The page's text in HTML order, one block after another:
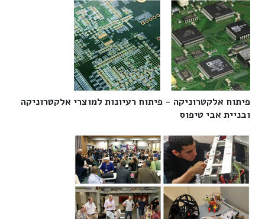
פיתוח אלקטרוניקה - פיתוח רעיונות למוצרי אלקטרוניקה
ובניית אבי טיפוס‎